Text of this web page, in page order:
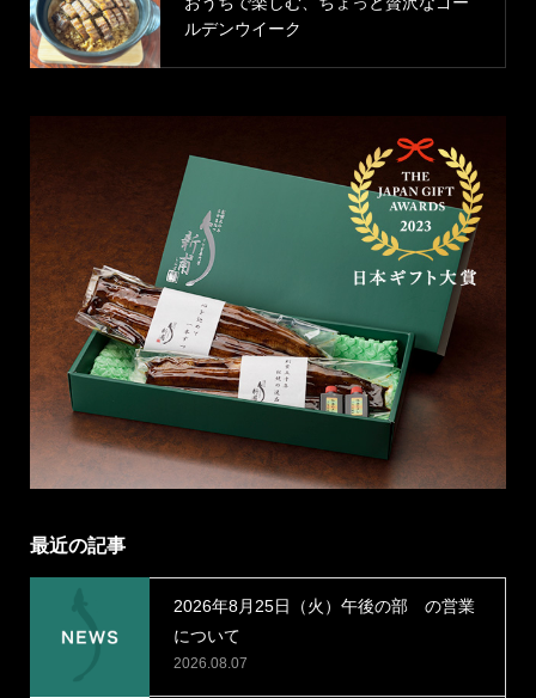
ルデンウイーク
最近の記事
2026年8月25日（火）午後の部 の営業
について
2026.08.07